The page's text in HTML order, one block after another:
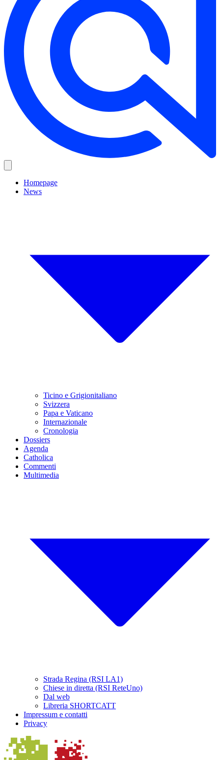
Homepage
News
Ticino e Grigionitaliano
Svizzera
Papa e Vaticano
Internazionale
Cronologia
Dossiers
Agenda
Catholica
Commenti
Multimedia
Strada Regina (RSI LA1)
Chiese in diretta (RSI ReteUno)
Dal web
Libreria SHORTCATT
Impressum e contatti
Privacy